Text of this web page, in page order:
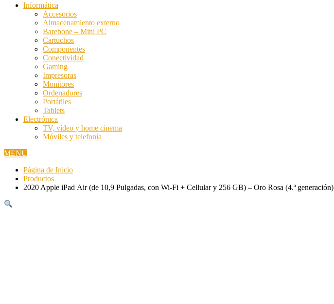
Informática
Accesorios
Almacenamiento externo
Barebone – Mini PC
Cartuchos
Componentes
Conectividad
Gaming
Impresoras
Monitores
Ordenadores
Portátiles
Tablets
Electrónica
TV, vídeo y home cinema
Móviles y telefonía
MENU
Página de Inicio
Productos
2020 Apple iPad Air (de 10,9 Pulgadas, con Wi-Fi + Cellular y 256 GB) – Oro Rosa (4.ª generación)